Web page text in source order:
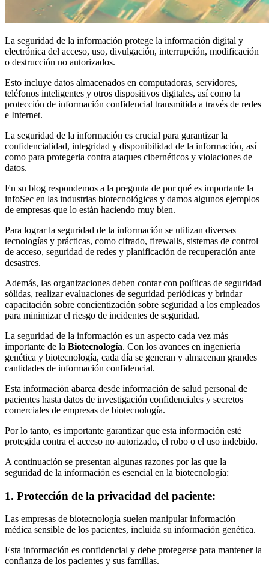
La seguridad de la información protege la información digital y
electrónica del acceso, uso, divulgación, interrupción, modificación
o destrucción no autorizados.
Esto incluye datos almacenados en computadoras, servidores,
teléfonos inteligentes y otros dispositivos digitales, así como la
protección de información confidencial transmitida a través de redes
e Internet.
La seguridad de la información es crucial para garantizar la
confidencialidad, integridad y disponibilidad de la información, así
como para protegerla contra ataques cibernéticos y violaciones de
datos.
En su blog respondemos a la pregunta de por qué es importante la
infoSec en las industrias biotecnológicas y damos algunos ejemplos
de empresas que lo están haciendo muy bien.
Para lograr la seguridad de la información se utilizan diversas
tecnologías y prácticas, como cifrado, firewalls, sistemas de control
de acceso, seguridad de redes y planificación de recuperación ante
desastres.
Además, las organizaciones deben contar con políticas de seguridad
sólidas, realizar evaluaciones de seguridad periódicas y brindar
capacitación sobre concientización sobre seguridad a los empleados
para minimizar el riesgo de incidentes de seguridad.
La seguridad de la información es un aspecto cada vez más
importante de la Biotecnología. Con los avances en ingeniería
genética y biotecnología, cada día se generan y almacenan grandes
cantidades de información confidencial.
Esta información abarca desde información de salud personal de
pacientes hasta datos de investigación confidenciales y secretos
comerciales de empresas de biotecnología.
Por lo tanto, es importante garantizar que esta información esté
protegida contra el acceso no autorizado, el robo o el uso indebido.
A continuación se presentan algunas razones por las que la
seguridad de la información es esencial en la biotecnología:
1. Protección de la privacidad del paciente:
Las empresas de biotecnología suelen manipular información
médica sensible de los pacientes, incluida su información genética.
Esta información es confidencial y debe protegerse para mantener la
confianza de los pacientes y sus familias.